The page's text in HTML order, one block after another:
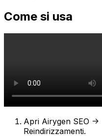
Come si usa
Apri Airygen SEO -
Reindirizzamenti.